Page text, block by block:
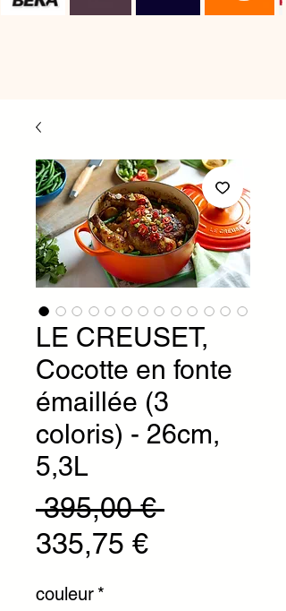
LE CREUSET,
Cocotte en fonte
émaillée (3
coloris) - 26cm,
5,3L
395,00 € Prix
335,75 €Prix
couleur *